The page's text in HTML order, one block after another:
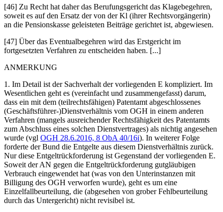
[46] Zu Recht hat daher das Berufungsgericht das Klagebegehren,
soweit es auf den Ersatz der von der Kl (ihrer Rechtsvorgängerin)
an die Pensionskasse geleisteten Beiträge gerichtet ist, abgewiesen.
[47] Über das Eventualbegehren wird das Erstgericht im
fortgesetzten Verfahren zu entscheiden haben. [...]
ANMERKUNG
1. Im Detail ist der Sachverhalt der vorliegenden E kompliziert. Im
Wesentlichen geht es (vereinfacht und zusammengefasst) darum,
dass ein mit dem (teilrechtsfähigen) Patentamt abgeschlossenes
(Geschäftsführer-)Dienstverhältnis vom OGH in einem anderen
Verfahren (mangels ausreichender Rechtsfähigkeit des Patentamts
zum Abschluss eines solchen Dienstvertrages) als nichtig angesehen
wurde (vgl OGH 28.6.2016, 8 ObA 40/16i). In weiterer Folge
forderte der Bund die Entgelte aus diesem Dienstverhältnis zurück.
Nur diese Entgeltrückforderung ist Gegenstand der vorliegenden E.
Soweit der AN gegen die Entgeltrückforderung gutgläubigen
Verbrauch eingewendet hat (was von den Unterinstanzen mit
Billigung des OGH verworfen wurde), geht es um eine
Einzelfallbeurteilung, die (abgesehen von grober Fehlbeurteilung
durch das Untergericht) nicht revisibel ist.